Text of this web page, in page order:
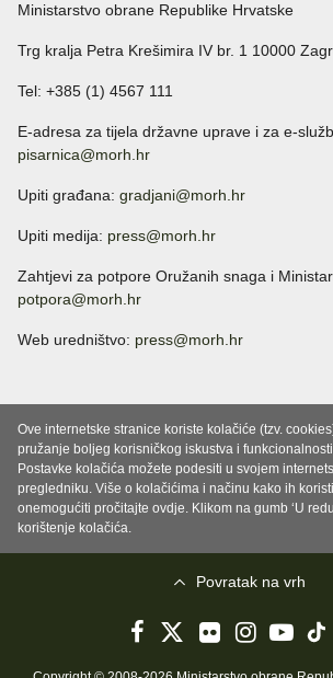
Ministarstvo obrane Republike Hrvatske
Trg kralja Petra Krešimira IV br. 1 10000
Tel: +385 (1) 4567 111
E-adresa za tijela državne uprave i za e-
pisarnica@morh.hr
Upiti građana: gradjani@morh.hr
Upiti medija: press@morh.hr
Zahtjevi za potpore Oružanih snaga i
potpora@morh.hr
Web uredništvo: press@morh.hr
Ove internetske stranice koriste kolačiće (tzv.
pružanje boljeg korisničkog iskustva i
Postavke kolačića možete podesiti u svojem
pregledniku. Više o kolačićima i načinu kako ih
onemogućiti pročitajte ovdje. Klikom na gumb ‘U
korištenje kolačića.
Povratak na vrh